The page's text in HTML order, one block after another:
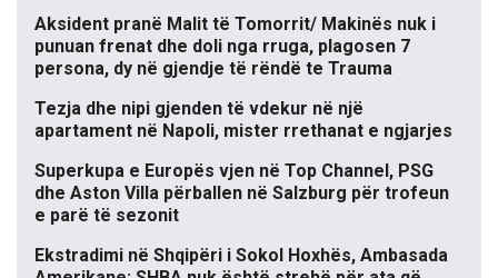
Aksident pranë Malit të Tomorrit/ Makinës nuk i
punuan frenat dhe doli nga rruga, plagosen 7
persona, dy në gjendje të rëndë te Trauma
Tezja dhe nipi gjenden të vdekur në një
apartament në Napoli, mister rrethanat e ngjarjes
Superkupa e Europës vjen në Top Channel, PSG
dhe Aston Villa përballen në Salzburg për trofeun
e parë të sezonit
Ekstradimi në Shqipëri i Sokol Hoxhës, Ambasada